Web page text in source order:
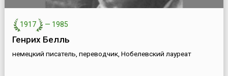
1917 — 1985
Генрих Белль
немецкий писатель, переводчик, Нобелевский лауреат